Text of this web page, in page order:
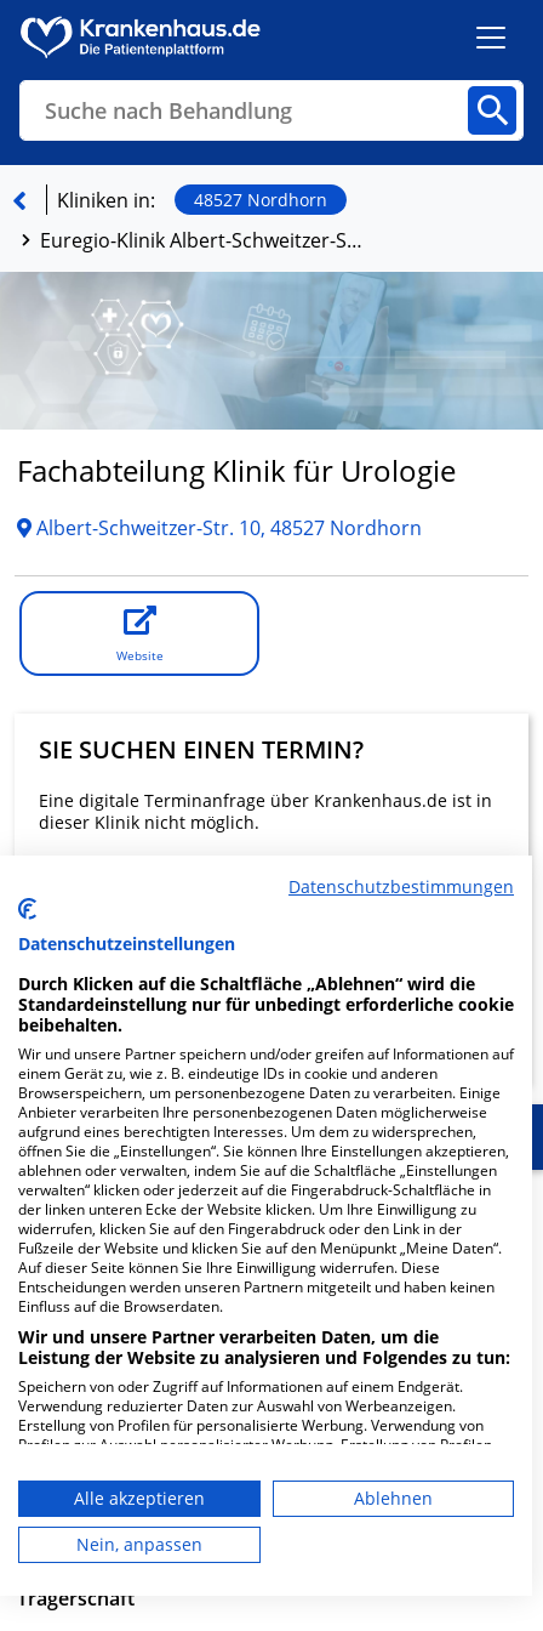
Suche nach Behandlung
Finden
Kliniken in: 48527 Nordhorn
Euregio-Klinik Albert-Schweitzer-Straße GmbH
Fachabteilung Klinik für Urologie
Albert-Schweitzer-Str. 10, 48527 Nordhorn
Website
SIE SUCHEN EINEN TERMIN?
Eine digitale Terminanfrage über Krankenhaus.de ist in
dieser Klinik nicht möglich.
Beratung und Kontakt
Start Für die Klinik Weitere Fachabteilungen
Herzlich Willkommen
Euregio-Klinik Albert-Schweitzer-Straße GmbH in der
Albert-Schweitzer-Str. 10 ist ein mittelgroßes
Krankenhaus in Nordhorn. Mit einer Kapazität von 387
Betten werden in den spezialisierten Fachabteilungen
pro Jahr etwa 16.854 medizinische Fälle behandelt und
therapiert.
Besuchszeiten
0 bis 23 Uhr
Trägerschaft
Datenschutzbestimmungen
Datenschutzeinstellungen
Durch Klicken auf die Schaltfläche „Ablehnen“ wird die
Standardeinstellung nur für unbedingt erforderliche cookie
beibehalten.
Wir und unsere Partner speichern und/oder greifen auf Informationen auf
einem Gerät zu, wie z. B. eindeutige IDs in cookie und anderen
Browserspeichern, um personenbezogene Daten zu verarbeiten. Einige
Anbieter verarbeiten Ihre personenbezogenen Daten möglicherweise
aufgrund eines berechtigten Interesses. Um dem zu widersprechen,
öffnen Sie die „Einstellungen“. Sie können Ihre Einstellungen akzeptieren,
ablehnen oder verwalten, indem Sie auf die Schaltfläche „Einstellungen
verwalten“ klicken oder jederzeit auf die Fingerabdruck-Schaltfläche in
der linken unteren Ecke der Website klicken. Um Ihre Einwilligung zu
widerrufen, klicken Sie auf den Fingerabdruck oder den Link in der
Fußzeile der Website und klicken Sie auf den Menüpunkt „Meine Daten“.
Auf dieser Seite können Sie Ihre Einwilligung widerrufen. Diese
Entscheidungen werden unseren Partnern mitgeteilt und haben keinen
Einfluss auf die Browserdaten.
Wir und unsere Partner verarbeiten Daten, um die
Leistung der Website zu analysieren und Folgendes zu tun:
Speichern von oder Zugriff auf Informationen auf einem Endgerät.
Verwendung reduzierter Daten zur Auswahl von Werbeanzeigen.
Erstellung von Profilen für personalisierte Werbung. Verwendung von
Profilen zur Auswahl personalisierter Werbung. Erstellung von Profilen
personalisierter Inhalte. Messung der Werbeleistung. Messung der
Performance von Inhalten. Analyse von Zielgruppen durch Statistiken
oder Kombinationen von Daten aus verschiedenen Quellen. Entwicklung
und Verbesserung der Angebote. Verwendung reduzierter Daten zur
Auswahl von Inhalten.
die USA gesendet werden.
Alle akzeptieren
Ablehnen
Nein, anpassen